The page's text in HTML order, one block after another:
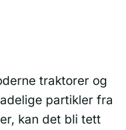
traktorer og
partikler fra
kan det bli tett